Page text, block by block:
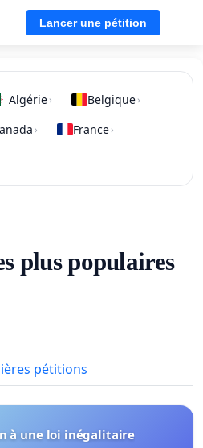
Lancer une pétition
Algérie› Belgique›
› France›
plus populaires
pétitions
à une loi inégalitaire